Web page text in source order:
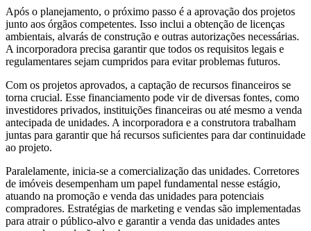
Após o planejamento, o próximo passo é a aprovação dos projetos
junto aos órgãos competentes. Isso inclui a obtenção de licenças
ambientais, alvarás de construção e outras autorizações necessárias.
A incorporadora precisa garantir que todos os requisitos legais e
regulamentares sejam cumpridos para evitar problemas futuros.
Com os projetos aprovados, a captação de recursos financeiros se
torna crucial. Esse financiamento pode vir de diversas fontes, como
investidores privados, instituições financeiras ou até mesmo a venda
antecipada de unidades. A incorporadora e a construtora trabalham
juntas para garantir que há recursos suficientes para dar continuidade
ao projeto.
Paralelamente, inicia-se a comercialização das unidades. Corretores
de imóveis desempenham um papel fundamental nesse estágio,
atuando na promoção e venda das unidades para potenciais
compradores. Estratégias de marketing e vendas são implementadas
para atrair o público-alvo e garantir a venda das unidades antes